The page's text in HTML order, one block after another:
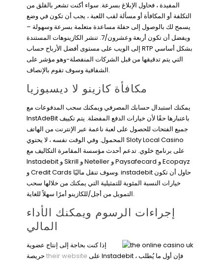
المفيدة ، فحاول الإبلاغ بسرعة. سواء أكنت تشعر بالقلق من
التكلفة أو المكافأة أو مسألة لقب اللعبة ، يجب أن تكون في وضع
يسمح لك بالوصول إلى حفلة مساعدة متعلمة بسرعة وسهولة –
ويفضل أن تكون أربعة وعشرون/7. تنشر الكازينوهات المستندة
إلى الويب على مستوى أفضل الأرباح حساب RTP بشكل أساسي
التي يتم تدقيقها من قبل الشركات المنفصلة-وهو مؤشر على
الشفافية وسوف تقوم بالإنصاف.
مكافأة كازينو لا ديسبوزيا
يمكنك استبدال حسابك المصرفي ويمكنك سحب المدفوعات مع
InstAdeBit باعتبارها حقًا لأن خيارات الدفع المفضلة. يتم تكييف
جميع الفتحات للحصول على لعبة ناعمة عبر الإنترنت من الهاتف
المحمول. وفي الوقت نفسه ، لا يحتوي Sloty Local Casino
على برنامج خلوي. تدعم أحدث مؤسسة المقامرة التكاليف مع
Instadebit و Skrill و Neteller و Paysafecard و Ecopayz
و Credit Cards وسوف تنقل ماليًا. instadebit حاول أن تكون
خيارات النسبة المئوية للتمثيلية التي يمكنك من خلالها سحب
التمويل من أجل/للكازينو أمرًا سهلاً للغاية.
إجراءات الرسوم ويمكنك الأداء
المالي
إذا كنت بحاجة إلى إنتاج عضوية
their website